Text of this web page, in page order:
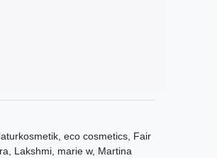
eco cosmetics, Fair
Lakshmi, marie w, Martina